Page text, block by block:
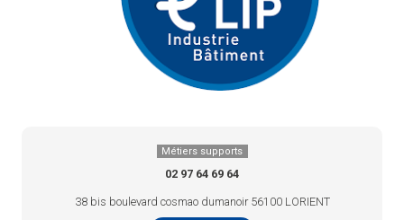
Métiers supports
02 97 64 69 64
38 bis boulevard cosmao dumanoir 56100 LORIENT